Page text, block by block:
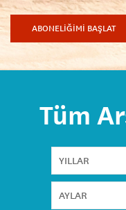
ABONELİĞİMİ BAŞLAT
Tüm